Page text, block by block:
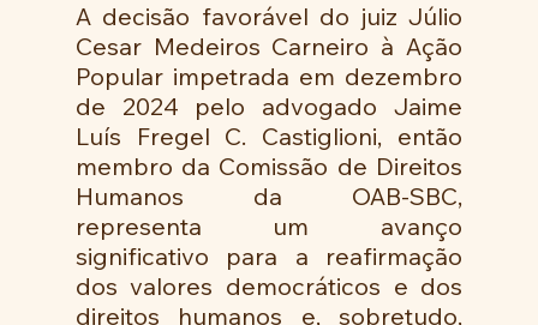
A decisão favorável do juiz Júlio
Cesar Medeiros Carneiro à Ação
Popular impetrada em dezembro
de 2024 pelo advogado Jaime
Luís Fregel C. Castiglioni, então
membro da Comissão de Direitos
Humanos da OAB-SBC,
representa um avanço
significativo para a reafirmação
dos valores democráticos e dos
direitos humanos e, sobretudo,